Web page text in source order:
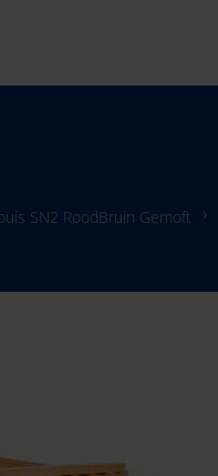
SN2 RoodBruin Gemoft